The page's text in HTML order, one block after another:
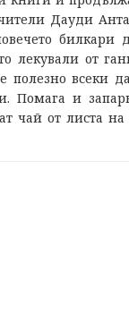
Дауди
билкари
лекували от
полезно всеки
Помага и
чай от листа